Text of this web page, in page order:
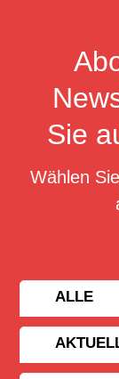
Sie
Wählen
ALLE